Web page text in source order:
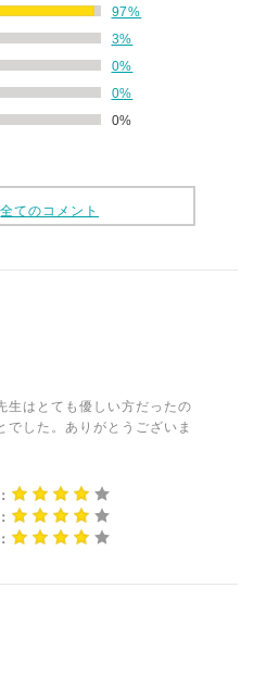
97%
3%
0%
0%
0%
全てのコメント
生はとても優しい方だったの
でした。ありがとうございま